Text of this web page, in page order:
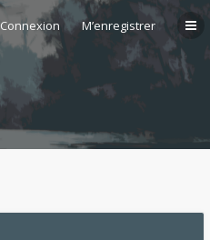
Connexion M’enregistrer